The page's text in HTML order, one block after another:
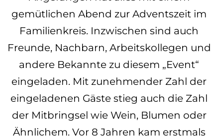
gemütlichen Abend zur Adventszeit im
Familienkreis. Inzwischen sind auch
Freunde, Nachbarn, Arbeitskollegen und
andere Bekannte zu diesem „Event“
eingeladen. Mit zunehmender Zahl der
eingeladenen Gäste stieg auch die Zahl
der Mitbringsel wie Wein, Blumen oder
Ähnlichem. Vor 8 Jahren kam erstmals